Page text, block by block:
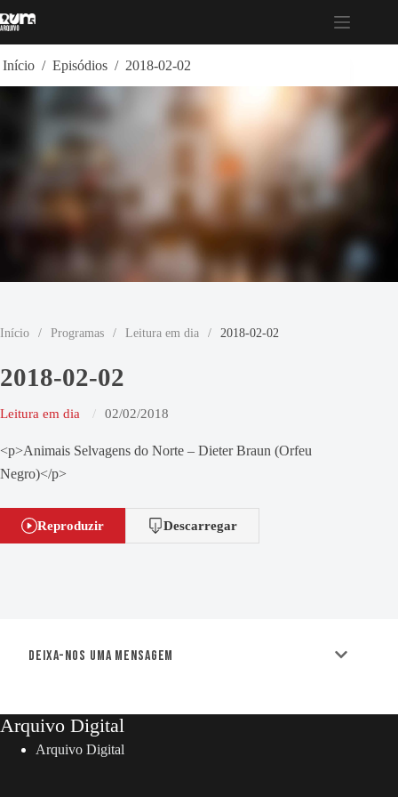
para
Início / Episódios / 2018-02-02
Início / Programas / Leitura em dia / 2018-02-02
2018-02-02
Leitura em dia 02/02/2018
<p>Animais Selvagens do Norte – Dieter Braun (Orfeu
Negro)</p>
Reproduzir Descarregar
Deixa-nos uma mensagem
Arquivo Digital
Arquivo Digital